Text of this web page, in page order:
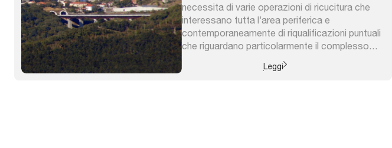
necessita di varie operazioni di ricucitura che
interessano tutta l’area periferica e
contemporaneamente di riqualificazioni puntuali
che riguardano particolarmente il complesso
residenziale di Rozzol Melara, un imponente
complesso di edilizia economico-popolare degli
Leggi